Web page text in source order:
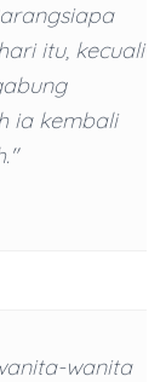
itu, kecuali
ia kembali
wanita